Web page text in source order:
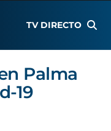
TV DIRECTO
Palma
19